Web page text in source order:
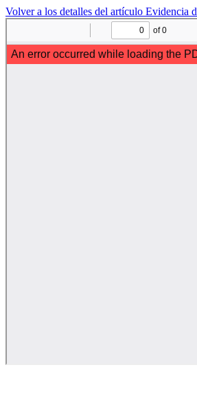
Volver a los detalles del artículo Evidencia